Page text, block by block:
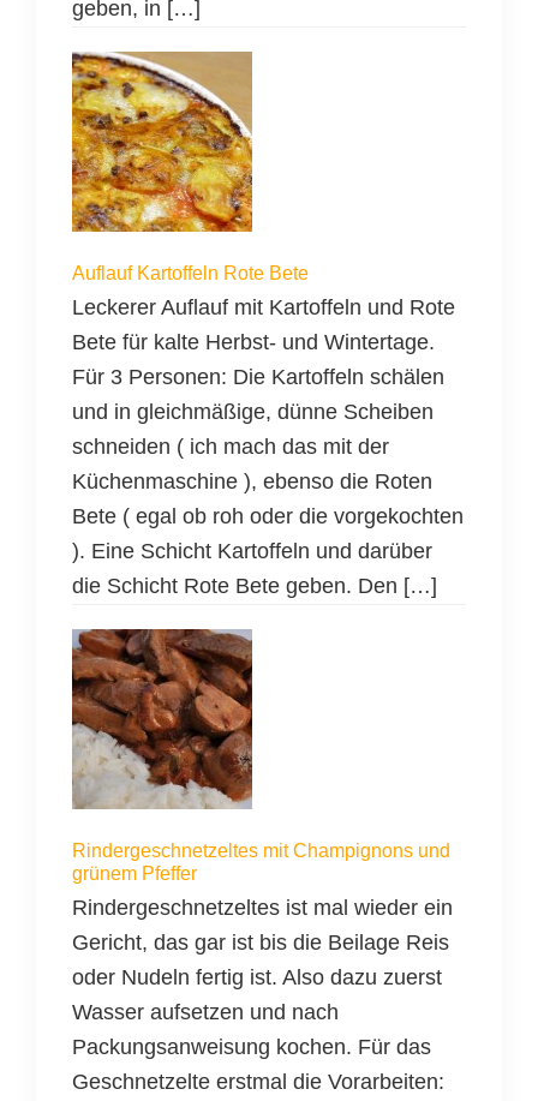
geben, in […]
Auflauf Kartoffeln Rote Bete
Leckerer Auflauf mit Kartoffeln und Rote
Bete für kalte Herbst- und Wintertage.
Für 3 Personen: Die Kartoffeln schälen
und in gleichmäßige, dünne Scheiben
schneiden ( ich mach das mit der
Küchenmaschine ), ebenso die Roten
Bete ( egal ob roh oder die vorgekochten
). Eine Schicht Kartoffeln und darüber
die Schicht Rote Bete geben. Den […]
Rindergeschnetzeltes mit Champignons und
grünem Pfeffer
Rindergeschnetzeltes ist mal wieder ein
Gericht, das gar ist bis die Beilage Reis
oder Nudeln fertig ist. Also dazu zuerst
Wasser aufsetzen und nach
Packungsanweisung kochen. Für das
Geschnetzelte erstmal die Vorarbeiten: